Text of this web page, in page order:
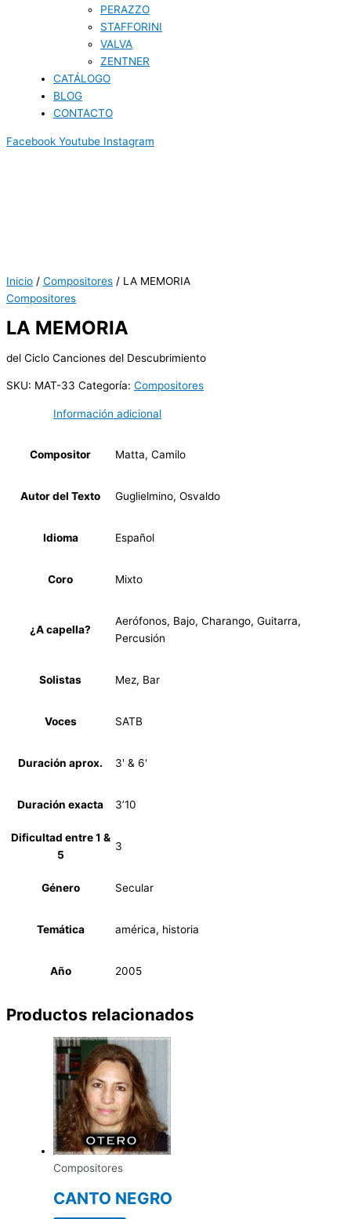
PERAZZO
STAFFORINI
VALVA
ZENTNER
CATÁLOGO
BLOG
CONTACTO
Facebook Youtube Instagram
Inicio / Compositores / LA MEMORIA
Compositores
LA MEMORIA
del Ciclo Canciones del Descubrimiento
SKU: MAT-33 Categoría: Compositores
Información adicional
Compositor Matta, Camilo
Autor del Texto Guglielmino, Osvaldo
Idioma Español
Coro Mixto
¿A capella?
Aerófonos, Bajo, Charango, Guitarra,
Percusión
Solistas Mez, Bar
Voces SATB
Duración aprox. 3' & 6'
Duración exacta 3’10
Dificultad entre 1 &
5
3
Género Secular
Temática américa, historia
Año 2005
Productos relacionados
Compositores
CANTO NEGRO